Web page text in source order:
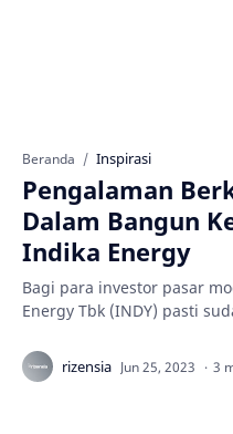
Beranda Inspirasi
Pengalaman
Dalam Bangun
Indika Energy
Bagi para investor pasar
Energy Tbk (INDY) pasti
3